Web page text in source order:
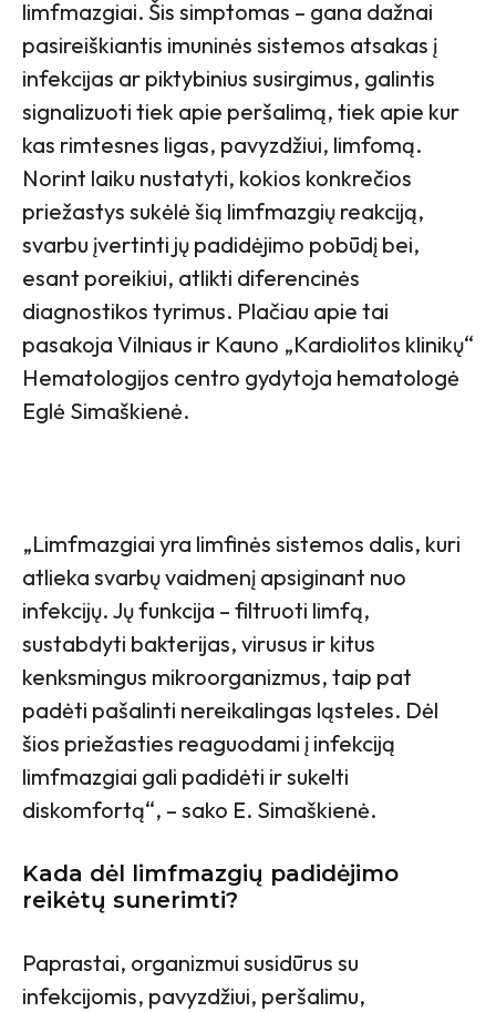
limfmazgiai. Šis simptomas – gana dažnai
pasireiškiantis imuninės sistemos atsakas į
infekcijas ar piktybinius susirgimus, galintis
signalizuoti tiek apie peršalimą, tiek apie kur
kas rimtesnes ligas, pavyzdžiui, limfomą.
Norint laiku nustatyti, kokios konkrečios
priežastys sukėlė šią limfmazgių reakciją,
svarbu įvertinti jų padidėjimo pobūdį bei,
esant poreikiui, atlikti diferencinės
diagnostikos tyrimus. Plačiau apie tai
pasakoja Vilniaus ir Kauno „Kardiolitos klinikų“
Hematologijos centro gydytoja hematologė
Eglė Simaškienė.
„Limfmazgiai yra limfinės sistemos dalis, kuri
atlieka svarbų vaidmenį apsiginant nuo
infekcijų. Jų funkcija – filtruoti limfą,
sustabdyti bakterijas, virusus ir kitus
kenksmingus mikroorganizmus, taip pat
padėti pašalinti nereikalingas ląsteles. Dėl
šios priežasties reaguodami į infekciją
limfmazgiai gali padidėti ir sukelti
diskomfortą“, – sako E. Simaškienė.
Kada dėl limfmazgių padidėjimo
reikėtų sunerimti?
Paprastai, organizmui susidūrus su
infekcijomis, pavyzdžiui, peršalimu,